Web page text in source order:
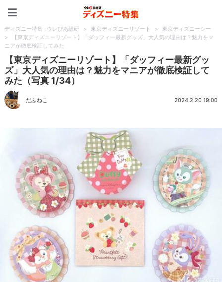
ディズニー特集 -ウレぴあ総研 > 東京ディズニーリゾート >
東京ディズニーシー
>
【東京ディズニーリゾート】「ダッフィー最新グッズ」大人気の理由は？魅力をマ
ニアが徹底検証してみた
【東京ディズニーリゾート】「ダッフィー最新グッ
ズ」大人気の理由は？魅力をマニアが徹底検証して
みた（写真 1/34）
だふねこ 2024.2.20 19:00